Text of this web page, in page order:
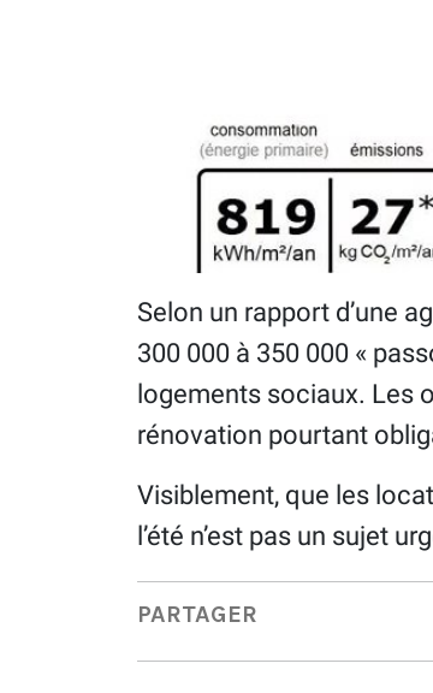
Selon un rapport d’une
300 000 à 350 000 «
logements sociaux. Les
rénovation pourtant
Visiblement, que les
l’été n’est pas un sujet
PARTAGER